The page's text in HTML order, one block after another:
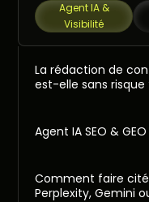
Agent IA &
Visibilité
La rédaction de
est-elle sans risque
Agent IA SEO &
Comment faire
Perplexity, Gemini